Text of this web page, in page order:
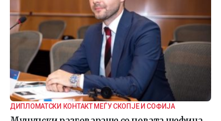
ДИПЛОМАТСКИ КОНТАКТ МЕЃУ СКОПЈЕ И СОФИЈА